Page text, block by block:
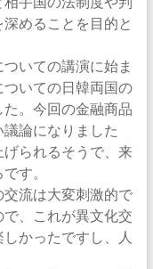
めることを目的と
いての講演に始ま
いての日韓両国の
。今回の金融商品
論になりました
られるそうで、来
す。
流は大変刺激的で
、これが異文化交
かったですし、人